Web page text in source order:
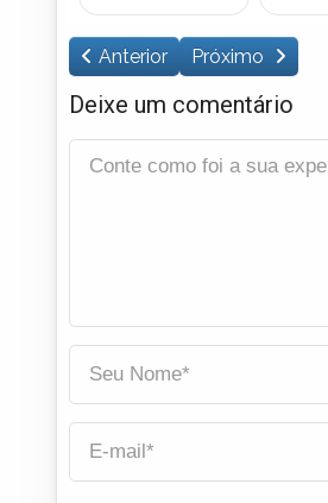
Anterior Próximo
Deixe um comentário